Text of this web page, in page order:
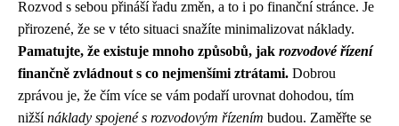
Rozvod s sebou přináší řadu změn, a to i po finanční stránce. Je
přirozené, že se v této situaci snažíte minimalizovat náklady.
Pamatujte, že existuje mnoho způsobů, jak rozvodové řízení
finančně zvládnout s co nejmenšími ztrátami. Dobrou
zprávou je, že čím více se vám podaří urovnat dohodou, tím
nižšínáklady spojené s rozvodovým řízením budou. Zaměřte se